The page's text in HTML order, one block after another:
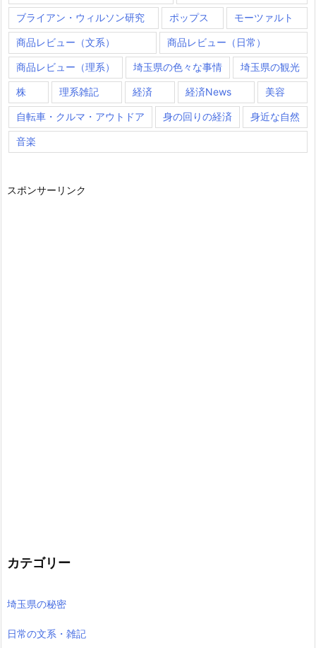
ブライアン・ウィルソン研究 ポップス モーツァルト
商品レビュー（文系） 商品レビュー（日常）
商品レビュー（理系） 埼玉県の色々な事情 埼玉県の観光
株 理系雑記 経済 経済News 美容
自転車・クルマ・アウトドア 身の回りの経済 身近な自然
音楽
スポンサーリンク
カテゴリー
埼玉県の秘密
日常の文系・雑記